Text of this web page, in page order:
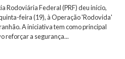
Rodoviária Federal (PRF) deu início,
feira (19), à Operação 'Rodovida'
A iniciativa tem como principal
reforçar a segurança...